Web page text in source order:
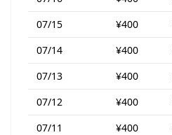
07/15
¥400
07/14
¥400
07/13
¥400
07/12
¥400
07/11
¥400